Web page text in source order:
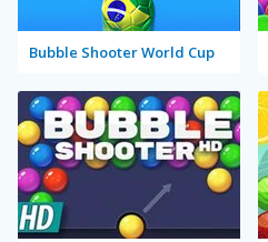
Bubble Shooter World Cup